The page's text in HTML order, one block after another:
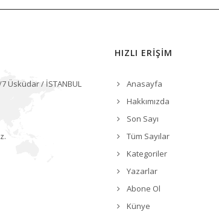
Üsküdar / İSTANBUL
HIZLI ERİŞİM
Anasayfa
Hakkımızda
Son Sayı
Tüm Sayılar
Kategoriler
Yazarlar
Abone Ol
Künye